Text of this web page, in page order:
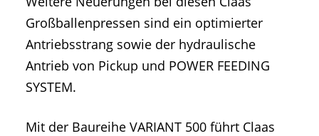
Großballenpressen sind ein optimierter
Antriebsstrang sowie der hydraulische
Antrieb von Pickup und POWER FEEDING
SYSTEM.
Mit der Baureihe VARIANT 500 führt Claas